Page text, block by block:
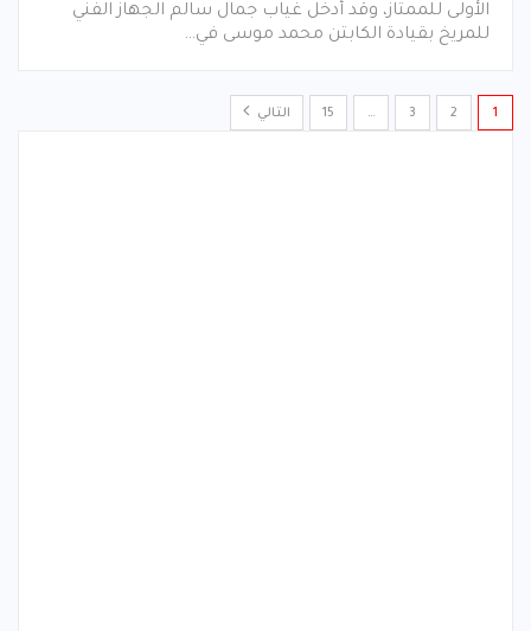
الأولى للممتاز، وقد أدخل غياب جمال سالم الجهاز الفني
للمريخ بقيادة الكابتن محمد موسى في…
1
2
3
…
15 التالي